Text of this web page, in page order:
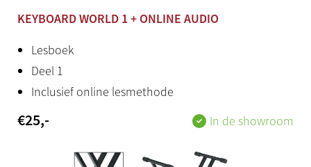
Stereo mini jack
Aux out
Nee
KEYBOARD WORLD 1 + ONLINE AUDIO
Lesboek
Deel 1
Inclusief online lesmethode
€25,- In de showroom